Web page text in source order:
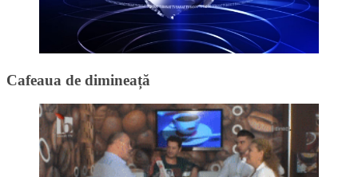
Cafeaua de dimineață